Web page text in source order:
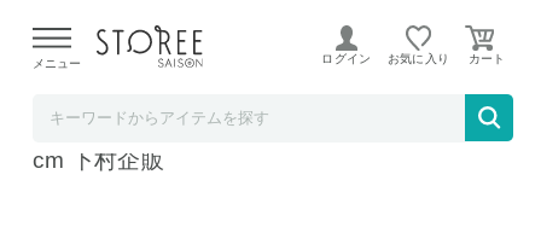
よる配送遅延が発生しております。
メニュー ログイン お気に入り
日本製 燕三条 ママクック 手付き盆ザル 21
cm 下村企販